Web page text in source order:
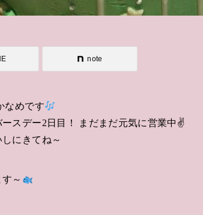
note
なめです
スデー2日目！ まだまだ元気に営業中✌️
にきてね～
～